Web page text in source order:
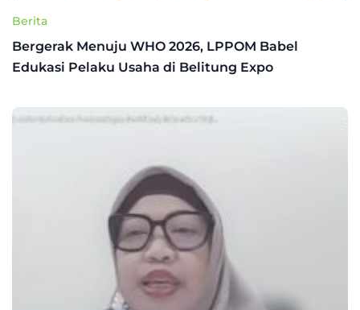
Berita
Bergerak Menuju WHO 2026, LPPOM Babel
Edukasi Pelaku Usaha di Belitung Expo